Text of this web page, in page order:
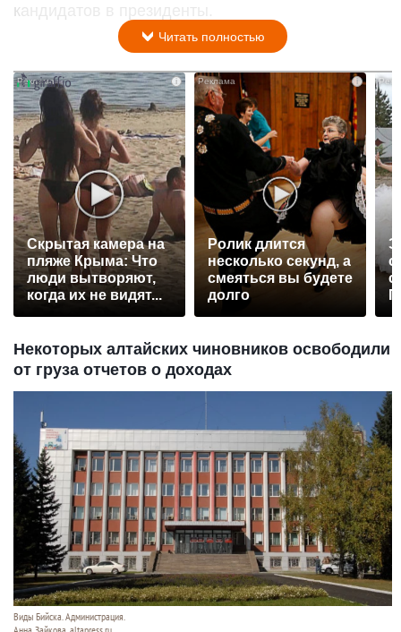
кандидатов в президенты.
Читать полностью
i
Скрытая камера на
пляже Крыма: Что
люди вытворяют,
когда их не видят...
Ролик длится
несколько секунд, а
смеяться вы будете
долго
Некоторых алтайских чиновников освободили
от груза отчетов о доходах
Виды Бийска. Администрация.